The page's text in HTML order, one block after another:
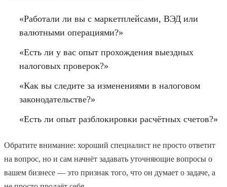
«Работали ли вы с маркетплейсами, ВЭД или
валютными операциями?»
«Есть ли у вас опыт прохождения выездных
налоговых проверок?»
«Как вы следите за изменениями в налоговом
законодательстве?»
«Есть ли опыт разблокировки расчётных счетов?»
Обратите внимание: хороший специалист не просто ответит
на вопрос, но и сам начнёт задавать уточняющие вопросы о
вашем бизнесе — это признак того, что он думает о задаче, а